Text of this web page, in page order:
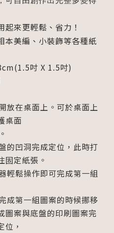
來更輕鬆、省力！
本美編、小裝飾等各種紙
吋 X 1.5吋)
放在桌面上。可於桌面上
桌面
的凹洞完成定位，此時打
固定紙張。
輕鬆操作即可完成第一組
成第一組圖案的時候挪移
圖案與底盤的印刷圖案完
位，